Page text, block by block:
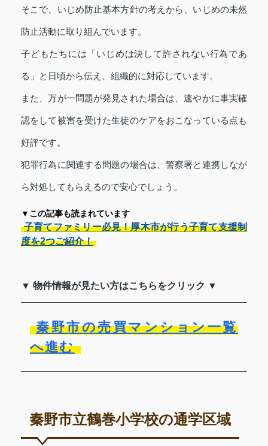
そこで、いじめ防止基本方針の考えから、いじめの未然
防止活動に取り組んでいます。
子どもたちには「いじめは決して許されない行為であ
る」と日頃から伝え、組織的に対応しています。
また、万が一問題が発見された場合は、速やかに事実確
認をして被害を受けた生徒のケアをおこなっている点も
好評です。
犯罪行為に関連する問題の場合は、警察署と連携しなが
ら対処してもらえるので安心でしょう。
▼この記事も読まれています
子育てファミリー必見！厚木市が行う子育て支援制
度を2つご紹介！
▼ 物件情報が見たい方はこちらをクリック ▼
秦野市の売買マンション一覧
へ進む
秦野市立鶴巻小学校の通学区域